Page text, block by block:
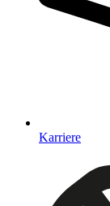
Karriere